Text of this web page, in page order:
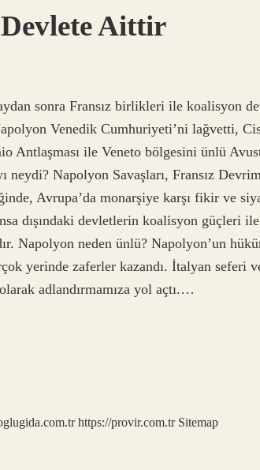
Aittir
sonra Fransız birlikleri ile koalisyon
Venedik Cumhuriyeti’ni lağvetti,
Antlaşması ile Veneto bölgesini ünlü
Napolyon Savaşları, Fransız
Avrupa’da monarşiye karşı fikir ve
dışındaki devletlerin koalisyon güçleri
Napolyon neden ünlü? Napolyon’un
yerinde zaferler kazandı. İtalyan seferi
adlandırmamıza yol açtı.…
https://provir.com.tr Sitemap